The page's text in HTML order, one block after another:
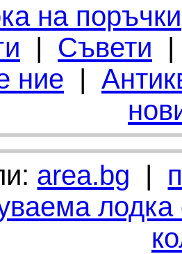
на поръчки
| Съвети
ние |
area.bg |
лодка